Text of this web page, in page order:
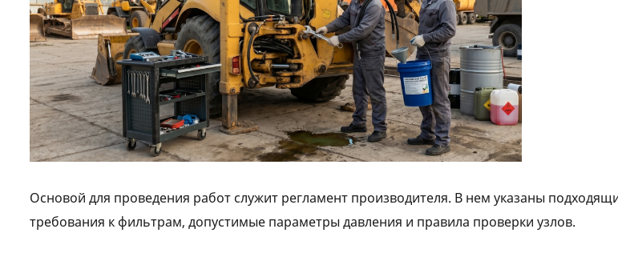
Основой для проведения работ служит регламент производителя. В нем указаны
требования к фильтрам, допустимые параметры давления и правила проверки узлов.